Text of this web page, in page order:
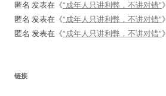
匿名 发表在《“成年人只讲利弊，不讲对错”》
匿名 发表在《“成年人只讲利弊，不讲对错”》
匿名 发表在《“成年人只讲利弊，不讲对错”》
链接